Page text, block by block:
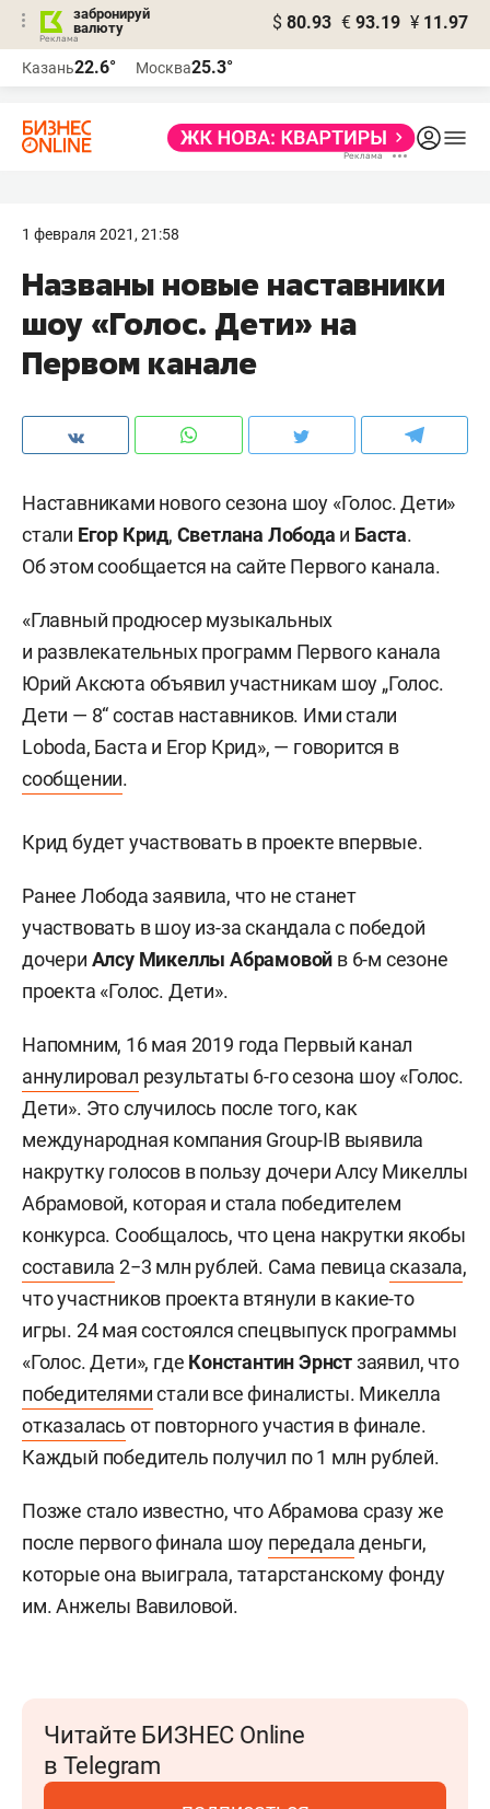
забронируй
валюту
$ 80.93 € 93.19 ¥ 11.97
Казань22.6° Москва25.3°
1 февраля 2021, 21:58
Названы новые наставники
шоу «Голос. Дети» на
Первом канале
Наставниками нового сезона шоу «Голос. Дети»
стали Егор Крид, Светлана Лобода и Баста.
Об этом сообщается на сайте Первого канала.
«Главный продюсер музыкальных
и развлекательных программ Первого канала
Юрий Аксюта объявил участникам шоу „Голос.
Дети — 8“ состав наставников. Ими стали
Loboda, Баста и Егор Крид», — говорится в
сообщении.
Крид будет участвовать в проекте впервые.
Ранее Лобода заявила, что не станет
участвовать в шоу из-за скандала с победой
дочери Алсу Микеллы Абрамовой в 6-м сезоне
проекта «Голос. Дети».
Напомним, 16 мая 2019 года Первый канал
аннулировал результаты 6-го сезона шоу «Голос.
Дети». Это случилось после того, как
международная компания Group-IB выявила
накрутку голосов в пользу дочери Алсу Микеллы
Абрамовой, которая и стала победителем
конкурса. Сообщалось, что цена накрутки якобы
составила 2−3 млн рублей. Сама певицасказала,
что участников проекта втянули в какие-то
игры. 24 мая состоялся спецвыпуск программы
«Голос. Дети», где Константин Эрнстзаявил, что
победителямистали все финалисты. Микелла
отказалась от повторного участия в финале.
Каждый победитель получил по 1 млн рублей.
Позже стало известно, что Абрамова сразу же
после первого финала шоу передаладеньги,
которые она выиграла, татарстанскому фонду
им. Анжелы Вавиловой.
Читайте БИЗНЕС Online
в Telegram